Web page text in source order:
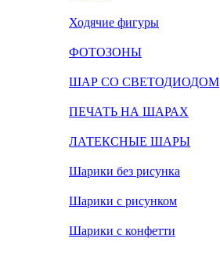
Ходячие фигуры
ФОТОЗОНЫ
ШАР СО СВЕТОДИОДОМ
ПЕЧАТЬ НА ШАРАХ
ЛАТЕКСНЫЕ ШАРЫ
Шарики без рисунка
Шарики с рисунком
Шарики с конфетти